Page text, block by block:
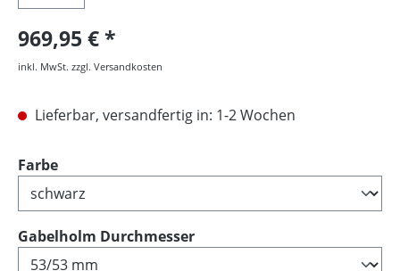
969,95 €
inkl. MwSt. zzgl. Versandkosten
Lieferbar, versandfertig in: 1-2 Wochen
Farbeauswählen
Gabelholm Durchmesserauswählen